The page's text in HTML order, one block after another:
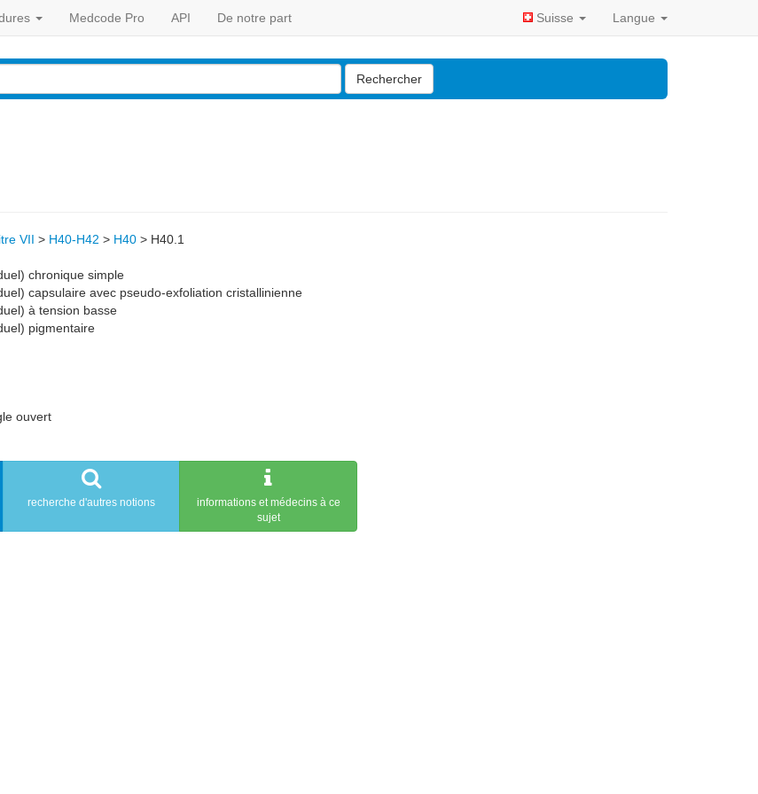
Medcode Pro API De notre part Suisse Langue
Rechercher
VII > H40-H42 > H40 > H40.1
chronique simple
capsulaire avec pseudo-exfoliation cristallinienne
à tension basse
pigmentaire
ouvert
recherche d'autres notions
informations et médecins à ce
sujet